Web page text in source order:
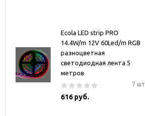
Ecola LED strip PRO
14.4W/m 12V 60Led/m RGB
разноцветная
светодиодная лента 5
метров
7 шт
616 руб.